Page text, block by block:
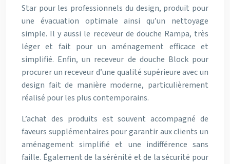
Star pour les professionnels du design, produit pour
une évacuation optimale ainsi qu’un nettoyage
simple. Il y aussi le receveur de douche Rampa, très
léger et fait pour un aménagement efficace et
simplifié. Enfin, un receveur de douche Block pour
procurer un receveur d’une qualité supérieure avec un
design fait de manière moderne, particulièrement
réalisé pour les plus contemporains.
L’achat des produits est souvent accompagné de
faveurs supplémentaires pour garantir aux clients un
aménagement simplifié et une indifférence sans
faille. Également de la sérénité et de la sécurité pour